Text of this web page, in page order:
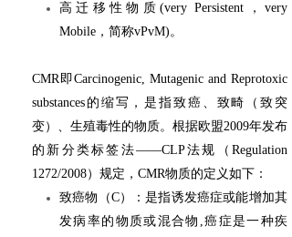
高迁移性物质 (very Persistent，very
Mobile，简称vPvM)。
CMR即Carcinogenic, Mutagenic and Reprotoxic
substances的缩写，是指致癌、致畸（致突
变）、生殖毒性的物质。根据欧盟2009年发布
的新分类标签法——CLP法规（Regulation
1272/2008）规定，CMR物质的定义如下：
致癌物（C）：是指诱发癌症或能增加其
发病率的物质或混合物,癌症是一种疾